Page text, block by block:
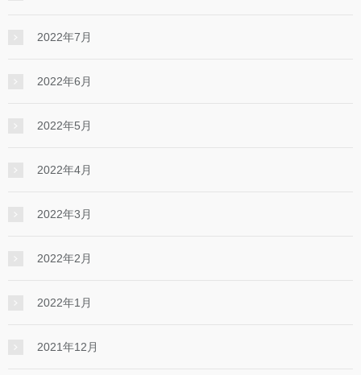
2022年7月
2022年6月
2022年5月
2022年4月
2022年3月
2022年2月
2022年1月
2021年12月